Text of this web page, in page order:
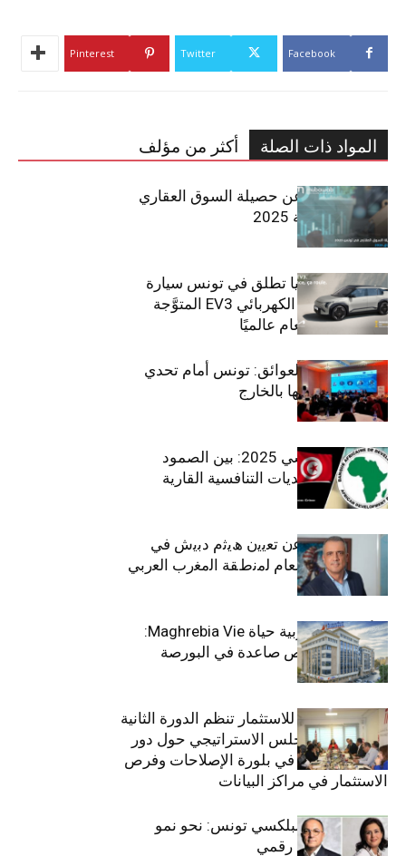
Facebook
Twitter
Pinterest
المواد ذات الصلة أكثر من مؤلف
مبوب تكشف عن حصيلة السوق العقاري
في تونس لسنة 2025
سيتي كارز – كيا تطلق في تونس سيارة
الـدفع الرباعي الكهربائي EV3 المتوَّجة
بلقب سيارة العام عالميًا
بين الطموح والعوائق: تونس أمام تحدي
استعادة كفاءاتها بالخارج
الاقتصاد التونسي 2025: بين الصمود
الاجتماعي وتحديات التنافسية القارية
ﺗﯾﺗرا ﺑﺎك ﺗﻌﻠن ﻋن ﺗﻌﯾﯾن ھﯾﺛم دﺑﯾش ﻓﻲ
ﻣﻧﺻب اﻟﻣدﯾر اﻟﻌﺎم ﻟﻣﻧطﻘﺔ اﻟﻣﻐرب اﻟﻌرﺑﻲ
وﻏرب أﻓرﯾﻘﯾﺎ
التأمينات المغربية حياة Maghrebia Vie:
فاعل رائد بفرص صاعدة في البورصة
(+34.8%)
الهيئة التونسية للاستثمار تنظم الدورة الثانية
والعشرين للمجلس الاستراتيجي حول دور
القطاع الخاص في بلورة الإصلاحات وفرص
الاستثمار في مراكز البيانات
قيادة مزدوجة لبلكسي تونس: نحو نمو
متسارع وتحول رقمي